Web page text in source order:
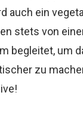
auch ein
stets von
begleitet, um
zu